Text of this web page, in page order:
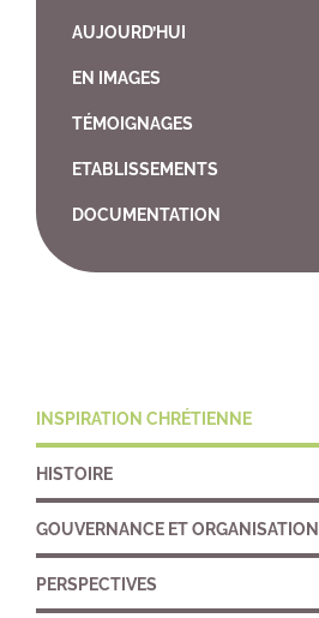
AUJOURD’HUI
EN IMAGES
TÉMOIGNAGES
ETABLISSEMENTS
DOCUMENTATION
INSPIRATION CHRÉTIENNE
HISTOIRE
GOUVERNANCE ET ORGANISATION
PERSPECTIVES